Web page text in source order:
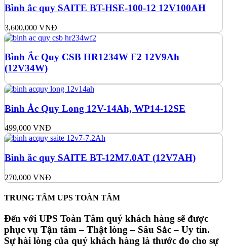
Bình ắc quy SAITE BT-HSE-100-12 12V100AH
3,600,000 VNĐ
Bình Ắc Quy CSB HR1234W F2 12V9Ah
(12V34W)
Bình Ắc Quy Long 12V-14Ah, WP14-12SE
499,000 VNĐ
Bình ăc quy SAITE BT-12M7.0AT (12V7AH)
270,000 VNĐ
TRUNG TÂM UPS TOÀN TÂM
Đến với UPS Toàn Tâm quý khách hàng sẽ được
phục vụ Tận tâm – Thật lòng – Sâu Sắc – Uy tín.
Sự hài lòng của quý khách hàng là thước đo cho sự